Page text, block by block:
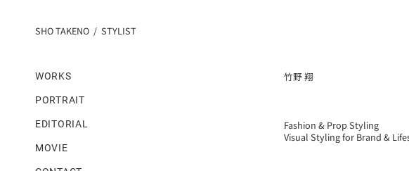
SHO TAKENO / STYLIST
竹野 翔
Fashion & Prop Styling
Visual Styling for Brand &
WORKS
PORTRAIT
EDITORIAL
MOVIE